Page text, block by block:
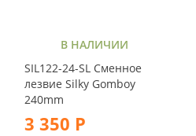
В НАЛИЧИИ
SIL122-24-SL Сменное
лезвие Silky Gomboy
240mm
3 350 Р